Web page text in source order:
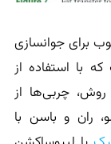
برای جوانسازی
با استفاده از
چربی‌ها از
ران و باسن با